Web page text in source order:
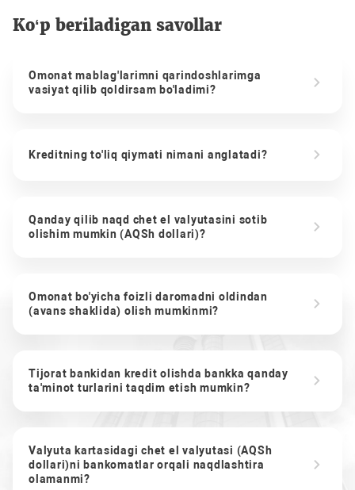
Ko‘p beriladigan savollar
Omonat mablag'larimni qarindoshlarimga
vasiyat qilib qoldirsam bo'ladimi?
Kreditning to'liq qiymati nimani anglatadi?
Qanday qilib naqd chet el valyutasini sotib
olishim mumkin (AQSh dollari)?
Omonat bo'yicha foizli daromadni oldindan
(avans shaklida) olish mumkinmi?
Tijorat bankidan kredit olishda bankka qanday
ta'minot turlarini taqdim etish mumkin?
Valyuta kartasidagi chet el valyutasi (AQSh
dollari)ni bankomatlar orqali naqdlashtira
olamanmi?